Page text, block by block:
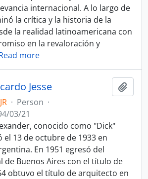
internacional. A lo largo de
la crítica y la historia de la
la realidad latinoamericana con
en la revaloración y
more
Jesse
· Person ·
03/21
conocido como "Dick"
el 13 de octubre de 1933 en
En 1951 egresó del
de Buenos Aires con el título de
obtuvo el título de arquitecto en